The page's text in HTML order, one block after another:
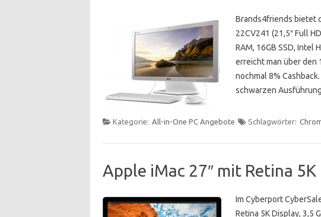
Brands4friends bietet
22CV241 (21,5″ Full
RAM, 16GB SSD, Intel
erreicht man über den
nochmal 8%
schwarzen
Kategorie: All-in-One PC Angebote Schlagwörter:
Apple iMac 27″ mit Retina
Im Cyberport
Retina 5K Display, 3,5